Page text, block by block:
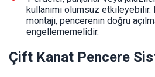
kullanımı olumsuz etkileyebilir.
montajı, pencerenin doğru
engellememelidir.
Çift Kanat Pencere